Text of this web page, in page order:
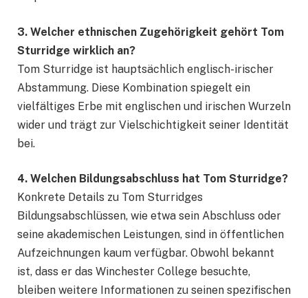
3. Welcher ethnischen Zugehörigkeit gehört Tom
Sturridge wirklich an?
Tom Sturridge ist hauptsächlich englisch-irischer
Abstammung. Diese Kombination spiegelt ein
vielfältiges Erbe mit englischen und irischen Wurzeln
wider und trägt zur Vielschichtigkeit seiner Identität
bei.
4. Welchen Bildungsabschluss hat Tom Sturridge?
Konkrete Details zu Tom Sturridges
Bildungsabschlüssen, wie etwa sein Abschluss oder
seine akademischen Leistungen, sind in öffentlichen
Aufzeichnungen kaum verfügbar. Obwohl bekannt
ist, dass er das Winchester College besuchte,
bleiben weitere Informationen zu seinen spezifischen